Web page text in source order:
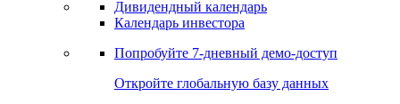
Дивидендный календарь
Календарь инвестора
Попробуйте 7-дневный демо-доступ
Откройте глобальную базу данных